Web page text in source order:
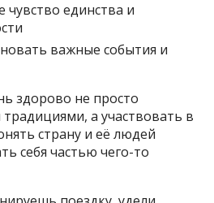
чувство единства и
важные события и
здорово не просто
а участвовать в
страну и её людей
себя частью чего-то